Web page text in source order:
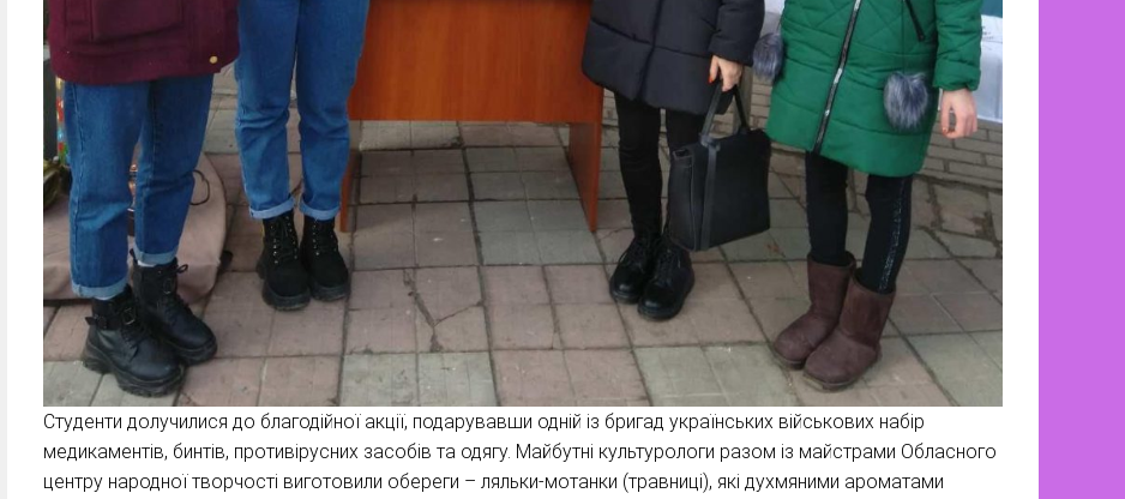
Студенти долучилися до благодійної акції, подарувавши одній із бригад українських військових набір
медикаментів, бинтів, противірусних засобів та одягу. Майбутні культурологи разом із майстрами Обласного
центру народної творчості виготовили обереги – ляльки-мотанки (травниці), які духмяними ароматами